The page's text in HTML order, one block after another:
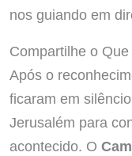
nos guiando em
Compartilhe o
Após o
ficaram em
Jerusalém para
acontecido. O